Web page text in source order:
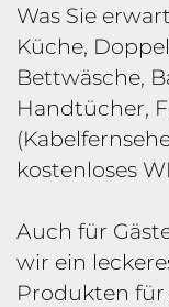
Was Sie
Küche,
Bettwäsche,
Handtücher,
kostenloses
Auch für
wir ein
Produkten für